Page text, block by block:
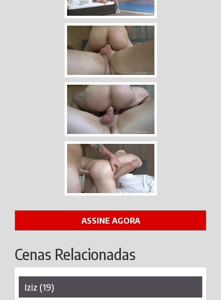
ASSINE AGORA
Cenas Relacionadas
Iziz (19)